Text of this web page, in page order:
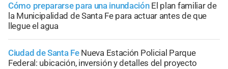
Cómo prepararse para una inundación El plan familiar de
la Municipalidad de Santa Fe para actuar antes de que
llegue el agua
Ciudad de Santa Fe Nueva Estación Policial Parque
Federal: ubicación, inversión y detalles del proyecto